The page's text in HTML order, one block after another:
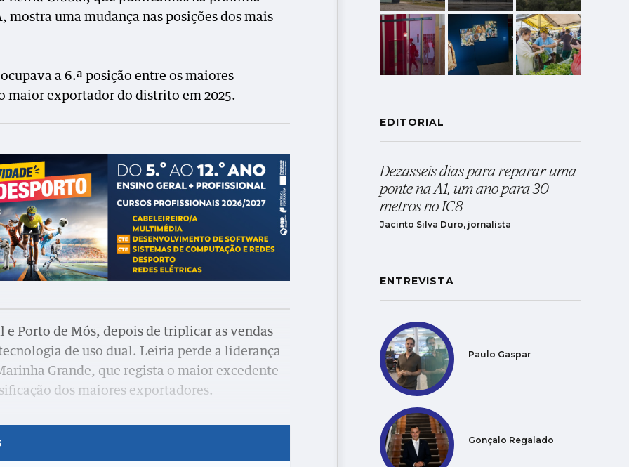
mostra uma mudança nas posições dos mais
a 6.ª posição entre os maiores
maior exportador do distrito em 2025.
e Porto de Mós, depois de triplicar as vendas
de uso dual. Leiria perde a liderança
Grande, que regista o maior excedente
dos maiores exportadores.
EDITORIAL
Dezasseis dias para reparar uma
ponte na A1, um ano para 30
metros no IC8
Jacinto Silva Duro, jornalista
ENTREVISTA
Paulo Gaspar
Gonçalo Regalado